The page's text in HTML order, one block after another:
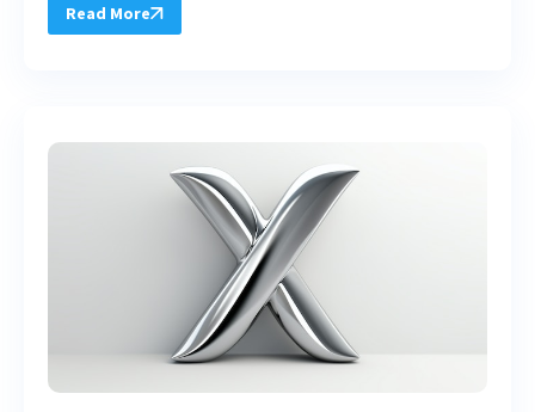
Read More